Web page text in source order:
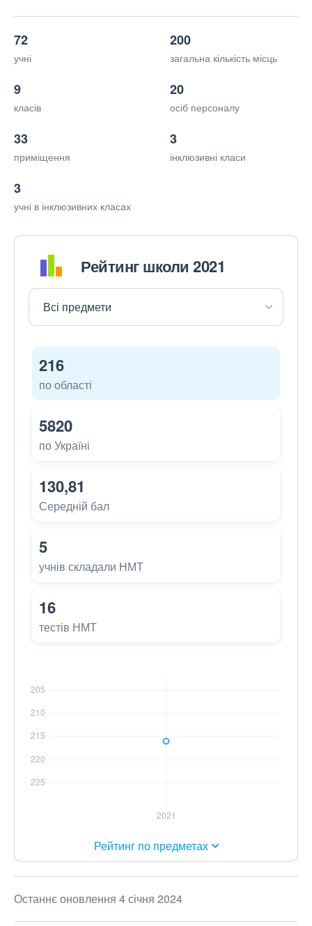
72
учні
200
загальна кількість місць
9
класів
20
осіб персоналу
33
приміщення
3
інклюзивні класи
3
учні в інклюзивних класах
Рейтинг школи 2021
216
по області
5820
по Україні
130,81
Середній бал
5
учнів складали НМТ
16
тестів НМТ
Рейтинг по предметах
Останнє оновлення 4 січня 2024